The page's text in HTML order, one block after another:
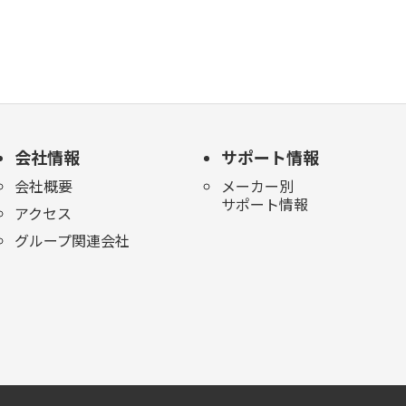
会社情報
会社概要
アクセス
グループ関連会社
サポート情報
メーカー別
サポート情報